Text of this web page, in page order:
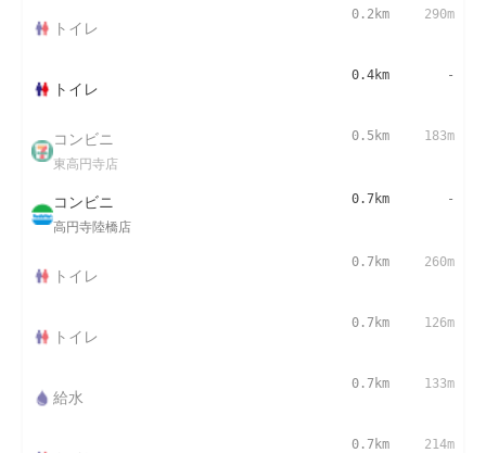
トイレ
0.2km 290m
トイレ
0.4km -
コンビニ
東高円寺店
0.5km 183m
コンビニ
高円寺陸橋店
0.7km -
トイレ
0.7km 260m
トイレ
0.7km 126m
給水
0.7km 133m
0.7km 214m